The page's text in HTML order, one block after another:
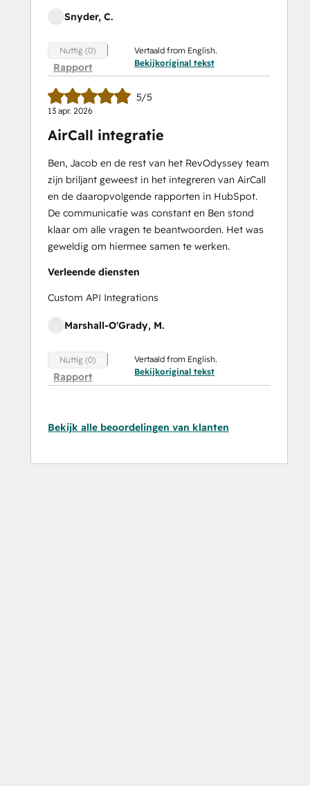
Snyder, C.
Nuttig (0)
Rapport
Vertaald from English.
Bekijkoriginal tekst
5/5
13 apr. 2026
AirCall integratie
Ben, Jacob en de rest van het RevOdyssey team
zijn briljant geweest in het integreren van AirCall
en de daaropvolgende rapporten in HubSpot.
De communicatie was constant en Ben stond
klaar om alle vragen te beantwoorden. Het was
geweldig om hiermee samen te werken.
Verleende diensten
Custom API Integrations
Marshall-O'Grady, M.
Nuttig (0)
Rapport
Vertaald from English.
Bekijkoriginal tekst
Bekijk alle beoordelingen van klanten